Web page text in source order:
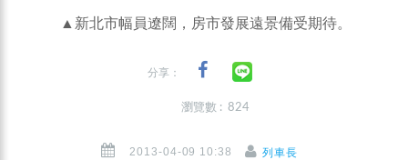
▲新北市幅員遼闊，房市發展遠景備受期待。
分享：
瀏覽數 : 824
2013-04-09 10:38 列車長